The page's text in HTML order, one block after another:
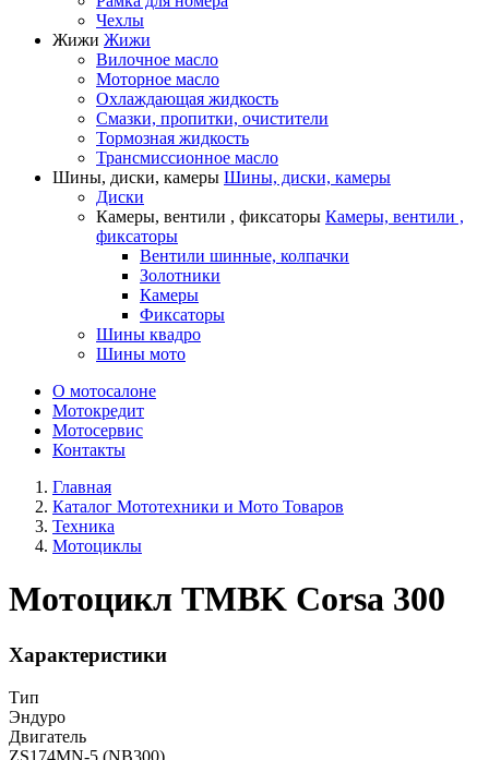
Чехлы
Жижи Жижи
Вилочное масло
Моторное масло
Охлаждающая жидкость
Смазки, пропитки, очистители
Тормозная жидкость
Трансмиссионное масло
Шины, диски, камеры Шины, диски, камеры
Диски
Камеры, вентили , фиксаторы Камеры, вентили ,
фиксаторы
Вентили шинные, колпачки
Золотники
Камеры
Фиксаторы
Шины квадро
Шины мото
О мотосалоне
Мотокредит
Мотосервис
Контакты
Главная
Каталог Мототехники и Мото Товаров
Техника
Мотоциклы
Мотоцикл TMBK Corsa 300
Характеристики
Тип
Эндуро
Двигатель
ZS174MN-5 (NB300)